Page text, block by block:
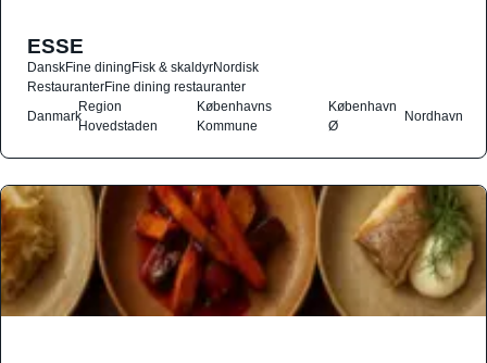
ESSE
DanskFine diningFisk & skaldyrNordisk
RestauranterFine dining restauranter
Danmark
Region
Hovedstaden
Københavns
Kommune
København
Ø
Nordhavn